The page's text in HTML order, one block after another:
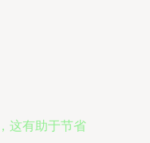
这有助于节省